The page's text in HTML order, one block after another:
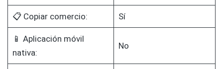
📋 Copiar comercio: Sí
📱 Aplicación móvil
nativa:
No